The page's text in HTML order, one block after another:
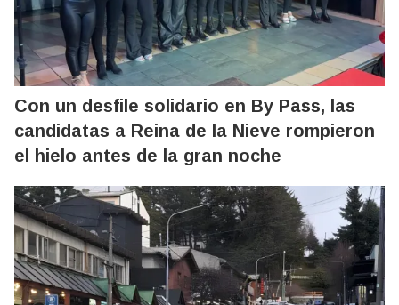
Con un desfile solidario en By Pass, las
candidatas a Reina de la Nieve rompieron
el hielo antes de la gran noche